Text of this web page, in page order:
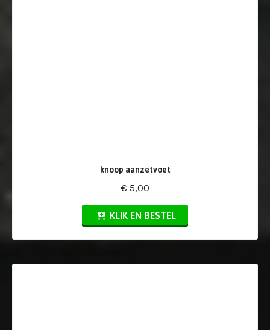
knoop aanzetvoet
€ 5,00
KLIK EN BESTEL